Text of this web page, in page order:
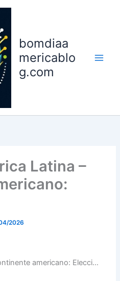
bomdiaa
mericablo
g.com
Latina –
2026
americano: Elecci…